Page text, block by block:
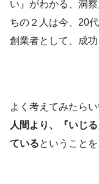
い』がわかる、洞
ちの２人は今、20
創業者として、成功
よく考えてみたらい
人間より、『いじ
ているということを